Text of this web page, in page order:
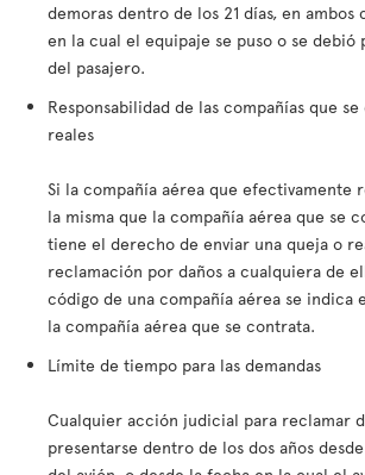
demoras dentro de los 21 días, en ambos
en la cual el equipaje se puso o se debió
del pasajero.
Responsabilidad de las compañías que
reales
Si la compañía aérea que efectivamente
la misma que la compañía aérea que se
tiene el derecho de enviar una queja o
reclamación por daños a cualquiera de
código de una compañía aérea se indica
la compañía aérea que se contrata.
Límite de tiempo para las demandas
Cualquier acción judicial para reclamar
presentarse dentro de los dos años